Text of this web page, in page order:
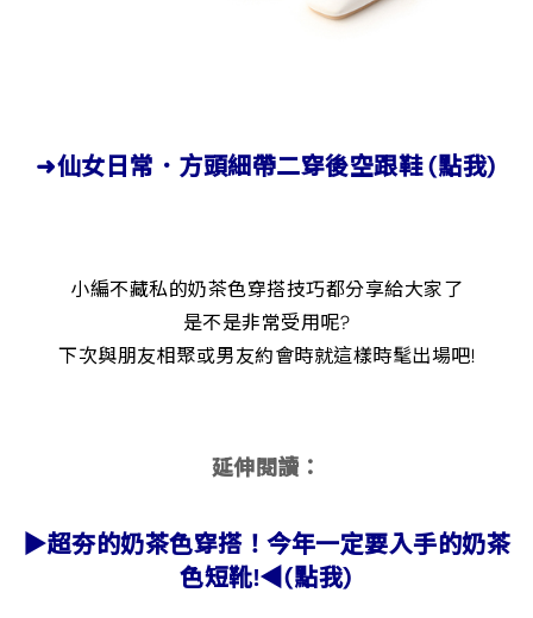
➜仙女日常．方頭細帶二穿後空跟鞋 (點我)
小編不藏私的奶茶色穿搭技巧都分享給大家了
是不是非常受用呢?
下次與朋友相聚或男友約會時就這樣時髦出場吧!
延伸閱讀：
▶超夯的奶茶色穿搭！今年一定要入手的奶茶
色短靴!◀(點我)